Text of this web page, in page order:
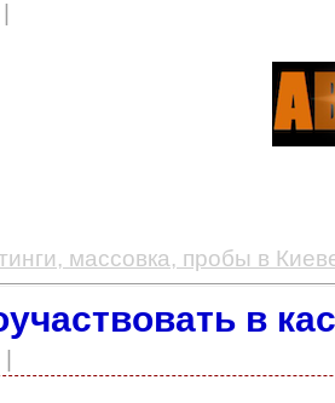
массовка, пробы в
в